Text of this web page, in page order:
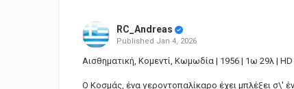
RC_Andreas
Published Jan 4, 2026
Αισθηματική, Κομεντί, Κωμωδία | 1956 | 1ω 29λ | HD
Ο Κοσμάς, ένα γεροντοπαλίκαρο έχει μπλέξει σ\'